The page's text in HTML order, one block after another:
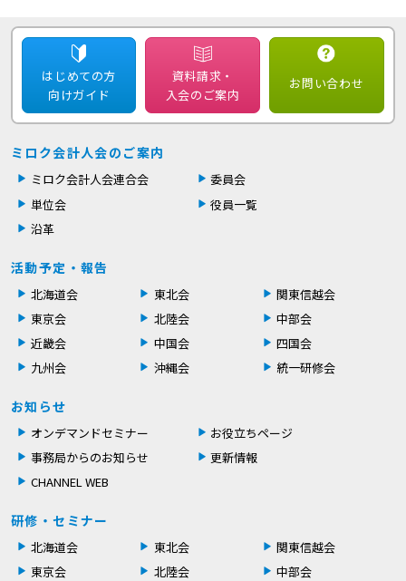
はじめての方
向けガイド
資料請求・
入会のご案内
お問い合わせ
ミロク会計人会のご案内
ミロク会計人会連合会
委員会
単位会
役員一覧
沿革
活動予定・報告
北海道会 東北会
関東信越会
東京会
北陸会
中部会
近畿会
中国会
四国会
九州会
沖縄会 統一研修会
お知らせ
オンデマンドセミナー
お役立ちページ
事務局からのお知らせ
更新情報
CHANNEL WEB
研修・セミナー
北海道会 東北会
関東信越会
東京会
北陸会 中部会